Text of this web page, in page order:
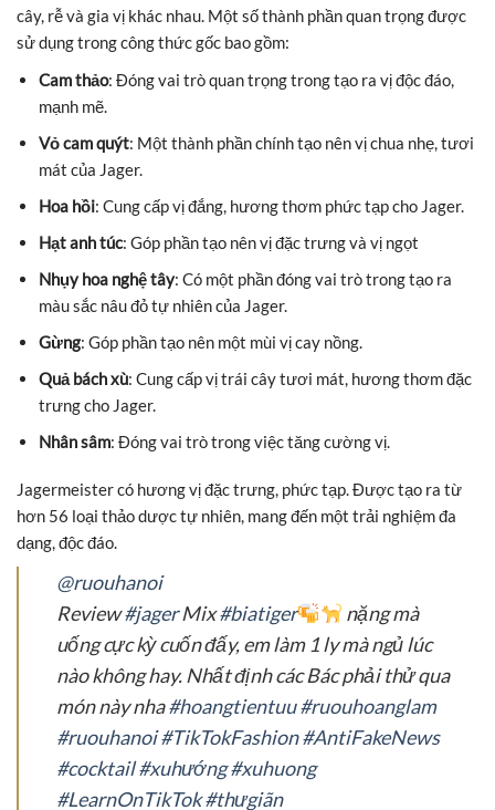
cây, rễ và gia vị khác nhau. Một số thành phần quan trọng được
sử dụng trong công thức gốc bao gồm:
Cam thảo: Đóng vai trò quan trọng trong tạo ra vị độc đáo,
mạnh mẽ.
Vỏ cam quýt: Một thành phần chính tạo nên vị chua nhẹ, tươi
mát của Jager.
Hoa hồi: Cung cấp vị đắng, hương thơm phức tạp cho Jager.
Hạt anh túc: Góp phần tạo nên vị đặc trưng và vị ngọt
Nhụy hoa nghệ tây: Có một phần đóng vai trò trong tạo ra
màu sắc nâu đỏ tự nhiên của Jager.
Gừng: Góp phần tạo nên một mùi vị cay nồng.
Quả bách xù: Cung cấp vị trái cây tươi mát, hương thơm đặc
trưng cho Jager.
Nhân sâm: Đóng vai trò trong việc tăng cường vị.
Jagermeister có hương vị đặc trưng, phức tạp. Được tạo ra từ
hơn 56 loại thảo dược tự nhiên, mang đến một trải nghiệm đa
dạng, độc đáo.
@ruouhanoi
Review#jagerMix#biatiger
nặng mà
uống cực kỳ cuốn đấy, em làm 1 ly mà ngủ lúc
nào không hay. Nhất định các Bác phải thử qua
món này nha#hoangtientuu#ruouhoanglam
#ruouhanoi#TikTokFashion#AntiFakeNews
#cocktail#xuhướng#xuhuong
#LearnOnTikTok#thưgiãn